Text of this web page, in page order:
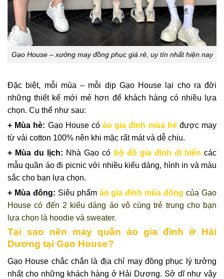
Gạo House – xưởng may đồng phục giá rẻ, uy tín nhất hiện nay
Đặc biệt, mỗi mùa – mỗi dịp Gạo House lại cho ra đời
những thiết kế mới mẻ hơn để khách hàng có nhiều lựa
chọn. Cụ thể như sau:
+ Mùa hè: Gạo House cóáo gia đình mùa hèđược may
từ vải cotton 100% nên khi mặc rất mát và dễ chịu.
+ Mùa du lịch: Nhà Gạo có bộ đồ gia đình đi biển các
mẫu quần áo đi picnic với nhiều kiểu dáng, hình in và màu
sắc cho bạn lựa chọn.
+ Mùa đông: Siêu phẩm áo gia đình mùa đông của Gạo
House có đến 2 kiểu dáng áo vô cùng trẻ trung cho bạn
lựa chọn là hoodie và sweater.
Tại sao nên may quần áo gia đình ở Hải
Dương tại Gạo House?
Gạo House chắc chắn là địa chỉ may đồng phục lý tưởng
nhất cho những khách hàng ở Hải Dương. Sở dĩ như vậy